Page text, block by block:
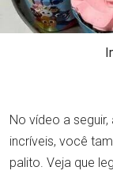
No vídeo a
incríveis, você
palito. Veja que